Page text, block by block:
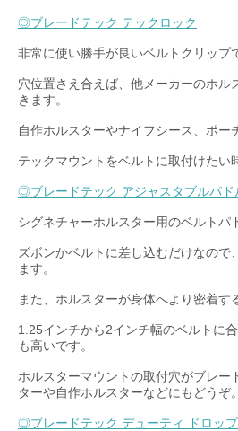
◎ブレードテック テックロック
非常に使い勝手が良いベルトクリップ
穴位置さえ合えば、他メーカーのホル
きます。
自作ホルスターやナイフシース、ポー
テックマウントをベルトに取付けたい
◎ブレードテック アジャスタブルパド
シグネチャーホルスター用のベルトパ
ズボンかベルトに差し込むだけなので
ます。
また、ホルスターが身体へより密着す
1.25インチから2インチ幅のベルトに
も高いです。
ホルスターマウントの取付穴がブレー
ターや自作ホルスターなどにもどうぞ。
◎ブレードテック デューティ ドロッ